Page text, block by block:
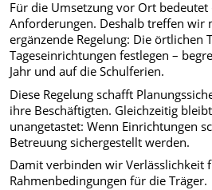
Für die Umsetzung vor Ort
Anforderungen. Deshalb treffen wir
ergänzende Regelung: Die örtlichen
Tageseinrichtungen festlegen –
Jahr und auf die Schulferien.
Diese Regelung schafft
ihre Beschäftigten. Gleichzeitig
unangetastet: Wenn Einrichtungen
Betreuung sichergestellt werden.
Damit verbinden wir Verlässlichkeit
Rahmenbedingungen für die Träger.